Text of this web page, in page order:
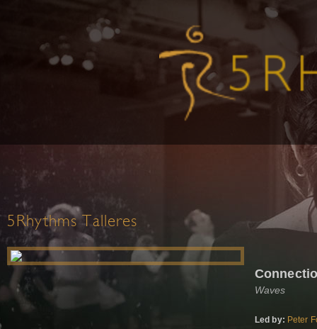
5Rhythms Talleres
Waves
Led by: Peter